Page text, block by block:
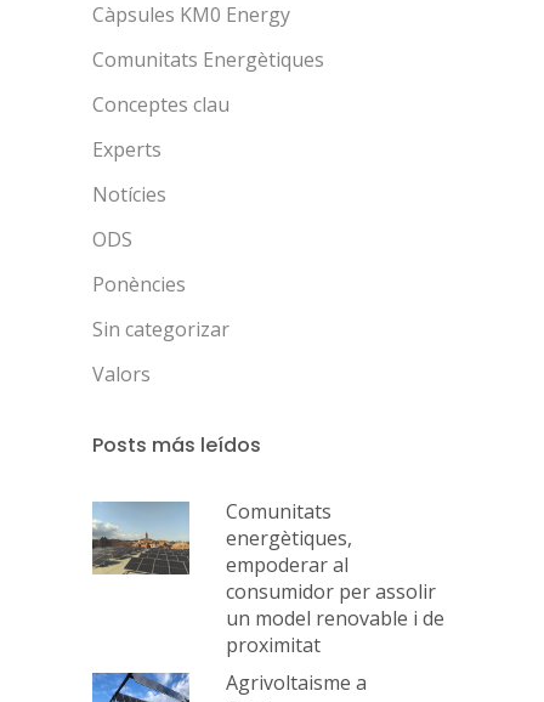
Càpsules KM0 Energy
Comunitats Energètiques
Conceptes clau
Experts
Notícies
ODS
Ponències
Sin categorizar
Valors
Posts más leídos
Comunitats
energètiques,
empoderar al
consumidor per assolir
un model renovable i de
proximitat
Agrivoltaisme a